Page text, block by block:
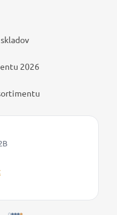
2026